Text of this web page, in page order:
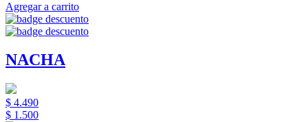
Agregar a carrito
NACHA
$ 4.490
$ 1.500